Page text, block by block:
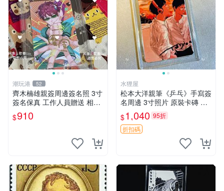
潮玩港 52
齊木楠雄親簽周邊簽名照 3寸
簽名保真 工作人員贈送 相框
裱好 齊木楠雄、親簽照片、
簽名照
$910
水狸屋
松本大洋親筆《乒乓》手寫簽
名周邊 3寸照片 原裝卡磚 收
藏好物 乒乓 The Animation
松本大洋 簽名 周邊 注記：此
商品為作者親筆簽名，附原
$1,040 95折
折扣碼